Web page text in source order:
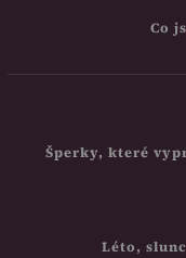
Co
Šperky, které
Léto,